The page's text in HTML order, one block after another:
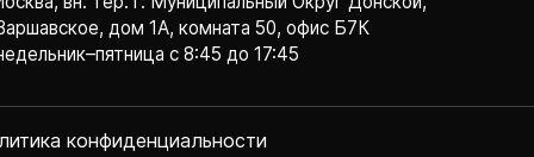
дом 1А, комната 50, офис Б7К
с 8:45 до 17:45
конфиденциаль­ности